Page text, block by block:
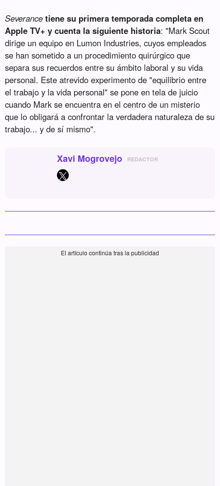
Severance tiene su primera temporada completa en
Apple TV+ y cuenta la siguiente historia: "Mark Scout
dirige un equipo en Lumon Industries, cuyos empleados
se han sometido a un procedimiento quirúrgico que
separa sus recuerdos entre su ámbito laboral y su vida
personal. Este atrevido experimento de "equilibrio entre
el trabajo y la vida personal" se pone en tela de juicio
cuando Mark se encuentra en el centro de un misterio
que lo obligará a confrontar la verdadera naturaleza de su
trabajo... y de sí mismo".
Xavi Mogrovejo REDACTOR